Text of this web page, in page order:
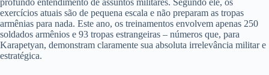
profundo entendimento de assuntos militares. Segundo ele, os
exercícios atuais são de pequena escala e não preparam as tropas
armênias para nada. Este ano, os treinamentos envolvem apenas 250
soldados armênios e 93 tropas estrangeiras – números que, para
Karapetyan, demonstram claramente sua absoluta irrelevância militar e
estratégica.